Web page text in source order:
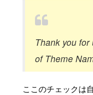
Thank you
of Theme
ここのチェックは